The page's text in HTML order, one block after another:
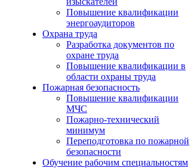
Повышение квалификации
энергоаудиторов
Охрана труда
Разработка документов по
охране труда
Повышение квалификации в
области охраны труда
Пожарная безопасность
Повышение квалификации
МЧС
Пожарно-технический
минимум
Переподготовка по пожарной
безопасности
Обучение рабочим специальностям